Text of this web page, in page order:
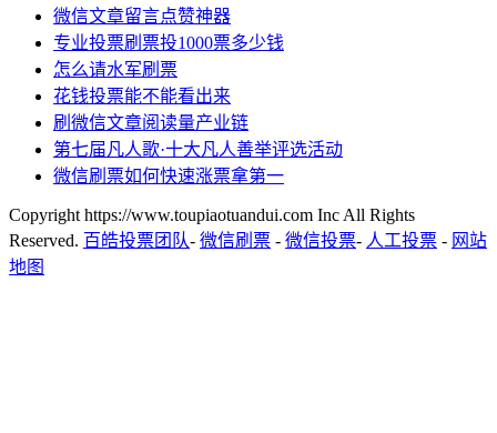
微信文章留言点赞神器
专业投票刷票投1000票多少钱
怎么请水军刷票
花钱投票能不能看出来
刷微信文章阅读量产业链
第七届凡人歌·十大凡人善举评选活动
微信刷票如何快速涨票拿第一
Copyright https://www.toupiaotuandui.com Inc All Rights
Reserved. 百皓投票团队- 微信刷票 - 微信投票- 人工投票 - 网站
地图